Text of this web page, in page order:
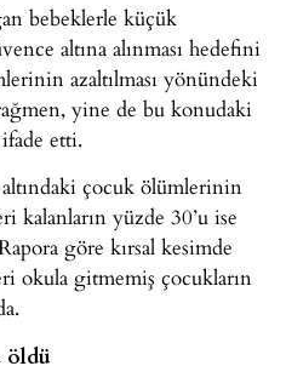
bebeklerle küçük
altına alınması hedefini
azaltılması yönündeki
yine de bu konudaki
etti.
çocuk ölümlerinin
kalanların yüzde 30’u ise
göre kırsal kesimde
okula gitmemiş çocukların
öldü